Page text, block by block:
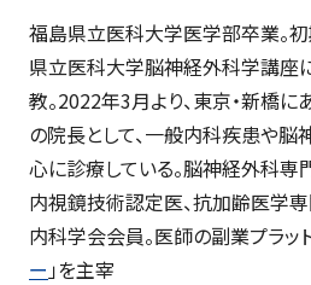
福島県立医科大学医学部卒業。
県立医科大学脳神経外科学講座
教。2022年3月より、東京・新橋
の院長として、一般内科疾患や脳
心に診療している。脳神経外科専
内視鏡技術認定医、抗加齢医学専
内科学会会員。医師の副業プラッ
ー」を主宰